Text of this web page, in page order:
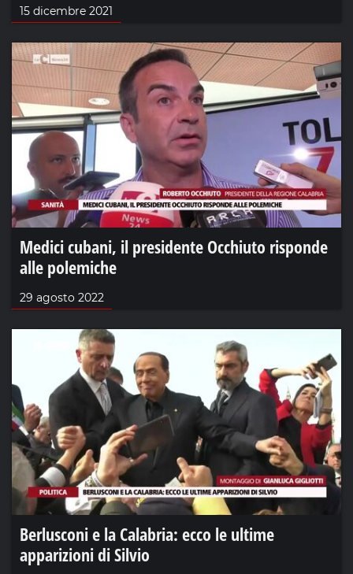
15 dicembre 2021
Medici cubani, il presidente Occhiuto risponde
alle polemiche
29 agosto 2022
Berlusconi e la Calabria: ecco le ultime
apparizioni di Silvio